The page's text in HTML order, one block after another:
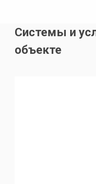
Системы и
объекте